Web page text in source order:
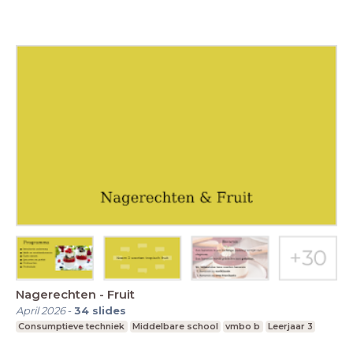
Nagerechten - Fruit
April 2026-34 slides
Consumptieve techniek Middelbare school vmbo b Leerjaar 3